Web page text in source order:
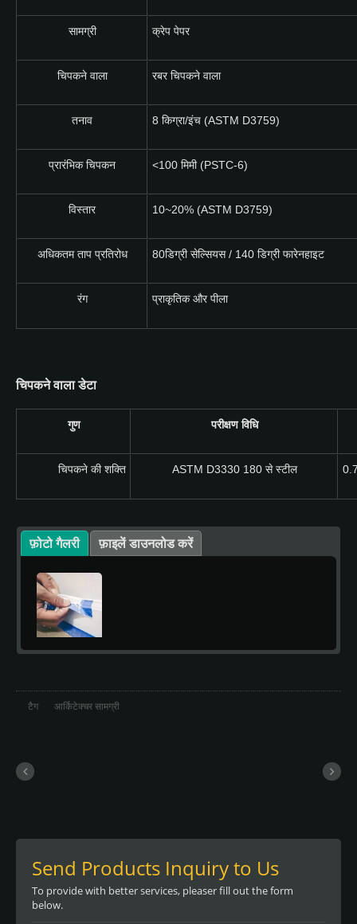
सामग्री क्रेप पेपर
चिपकने वाला रबर चिपकने वाला
तनाव 8 किग्रा/इंच (ASTM D3759)
प्रारंभिक चिपकन <100 मिमी (PSTC-6)
विस्तार 10~20% (ASTM D3759)
अधिकतम ताप प्रतिरोध 80डिग्री सेल्सियस / 140 डिग्री फारेनहाइट
रंग प्राकृतिक और पीला
चिपकने वाला डेटा
गुण परीक्षण विधि
चिपकने की शक्ति ASTM D3330 180 से स्टील
फ़ोटो गैलरी फ़ाइलें डाउनलोड करें
टैग आर्किटेक्चर सामग्री